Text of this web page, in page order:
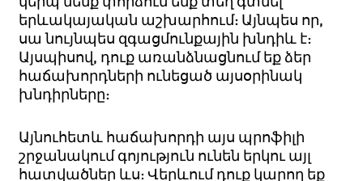
երևակայական աշխարհում: Այնպես որ,
սա նույնպես զգացմունքային խնդիև է:
Այսպիսով, դուք առանձնացնում եք ձեր
հաճախորդների ունեցած այսօրինակ
խնդիրները:
Այնուհետև հաճախորդի այս պրոֆիլի
շրջանակում գոյություն ունեն երկու այլ
հատվածներ ևս: Վերևում դուք կարող եք